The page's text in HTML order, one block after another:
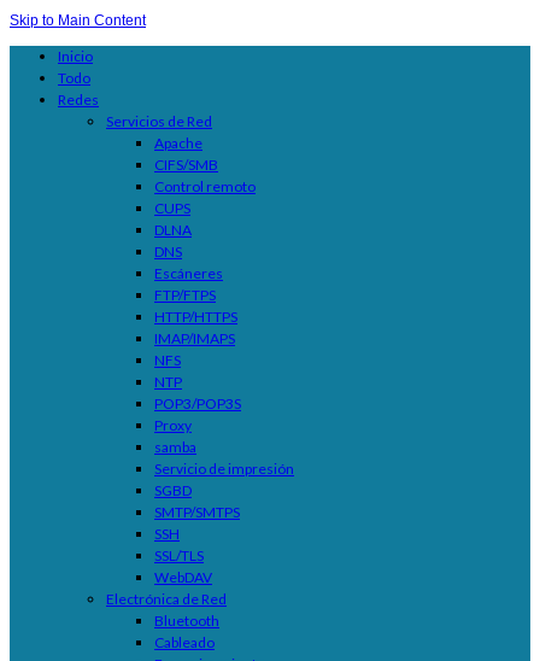
Skip to Main Content
Inicio
Todo
Redes
Servicios de Red
Apache
CIFS/SMB
Control remoto
CUPS
DLNA
DNS
Escáneres
FTP/FTPS
HTTP/HTTPS
IMAP/IMAPS
NFS
NTP
POP3/POP3S
Proxy
samba
Servicio de impresión
SGBD
SMTP/SMTPS
SSH
SSL/TLS
WebDAV
Electrónica de Red
Bluetooth
Cableado